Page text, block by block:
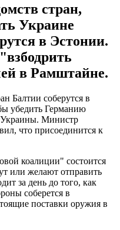
стран,
Украине
в Эстонии.
в Рамштайне.
Балтии соберутся в
убедить Германию
Украины. Министр
что присоединится к
коалиции" состоится
или желают отправить
за день до того, как
соберется в
поставки оружия в